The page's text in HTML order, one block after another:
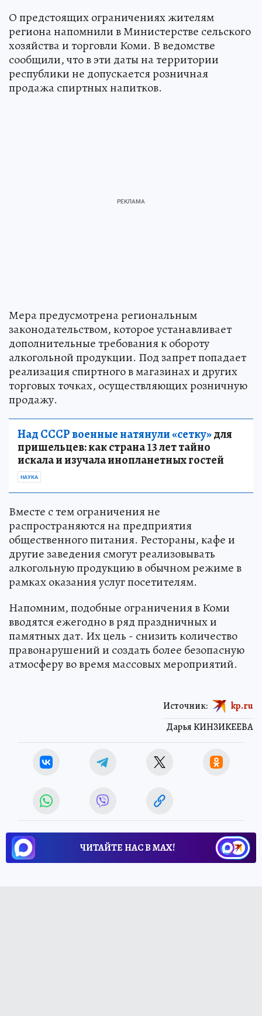
О предстоящих ограничениях жителям
региона напомнили в Министерстве сельского
хозяйства и торговли Коми. В ведомстве
сообщили, что в эти даты на территории
республики не допускается розничная
продажа спиртных напитков.
Мера предусмотрена региональным
законодательством, которое устанавливает
дополнительные требования к обороту
алкогольной продукции. Под запрет попадает
реализация спиртного в магазинах и других
торговых точках, осуществляющих розничную
продажу.
Над СССР военные натянули «сетку»для
пришельцев: как страна 13 лет тайно
искала и изучала инопланетных гостей
НАУКА
Вместе с тем ограничения не
распространяются на предприятия
общественного питания. Рестораны, кафе и
другие заведения смогут реализовывать
алкогольную продукцию в обычном режиме в
рамках оказания услуг посетителям.
Напомним, подобные ограничения в Коми
вводятся ежегодно в ряд праздничных и
памятных дат. Их цель - снизить количество
правонарушений и создать более безопасную
атмосферу во время массовых мероприятий.
Дарья КИНЗИКЕЕВА
Источник: kp.ru
ЧИТАЙТЕ НАС В МАХ!